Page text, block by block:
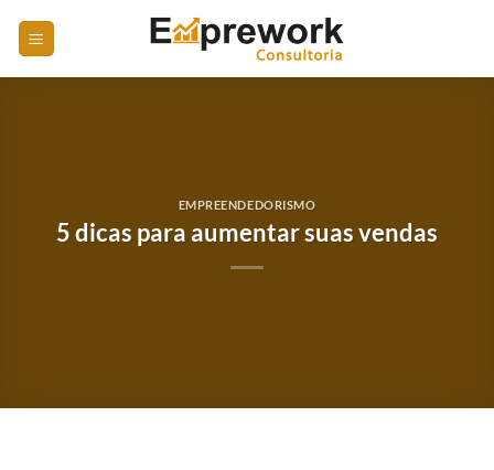
EMPREENDEDORISMO
5 dicas para aumentar suas vendas